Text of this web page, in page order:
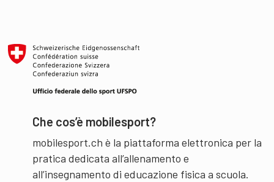
Che cos’è mobilesport?
mobilesport.ch è la piattaforma elettronica per la
pratica dedicata all’allenamento e
all’insegnamento di educazione fisica a scuola.